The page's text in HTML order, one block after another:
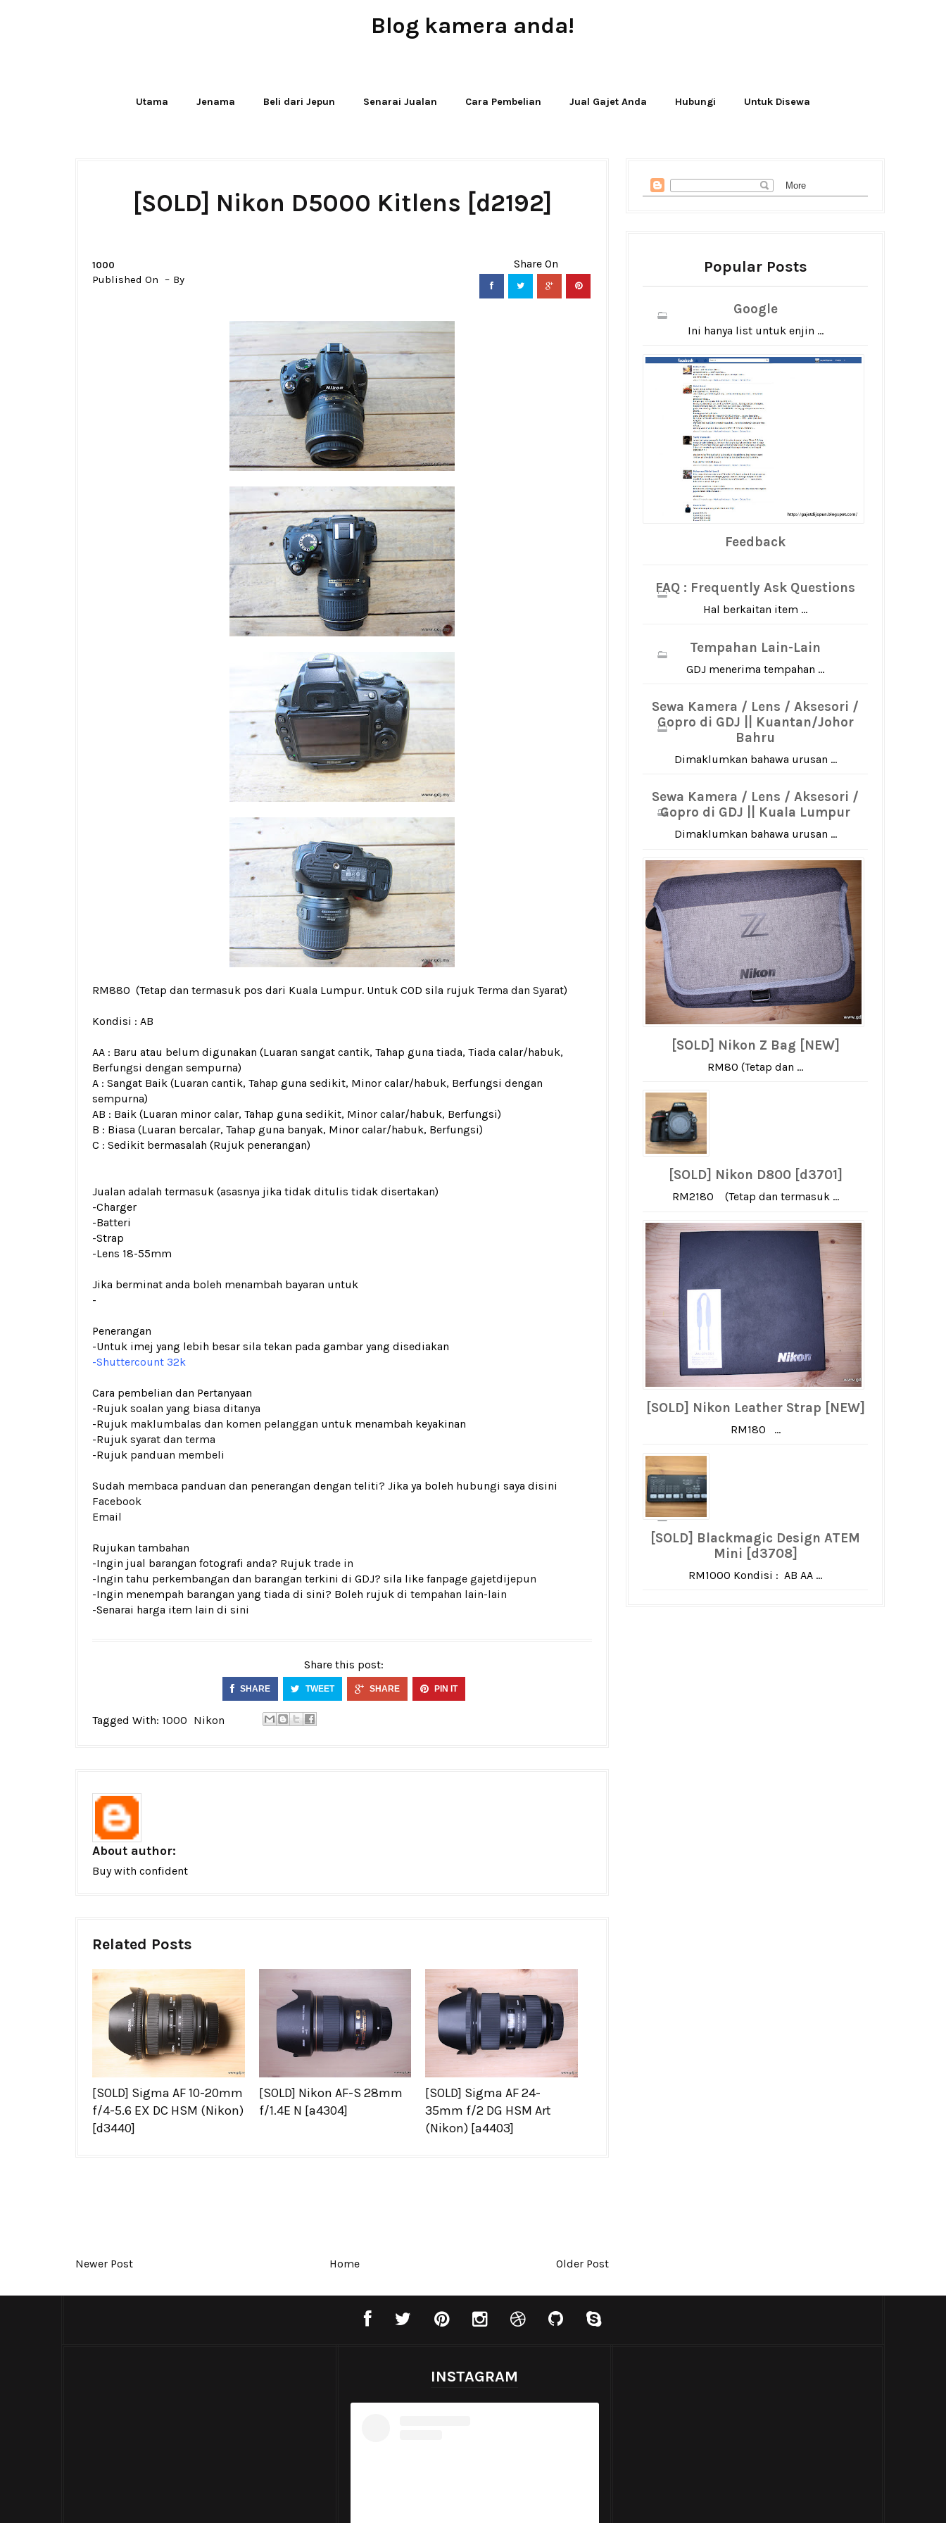
Blog kamera anda!
Utama Jenama Beli dari Jepun Senarai Jualan Cara Pembelian Jual Gajet Anda Hubungi Untuk Disewa
[SOLD] Nikon D5000 Kitlens [d2192]
1000
Published On By
RM880 (Tetap dan termasuk pos dari Kuala Lumpur. Untuk COD sila rujuk Terma dan Syarat)
Kondisi : AB
AA : Baru atau belum digunakan (Luaran sangat cantik, Tahap guna tiada, Tiada calar/habuk,
Berfungsi dengan sempurna)
A : Sangat Baik (Luaran cantik, Tahap guna sedikit, Minor calar/habuk, Berfungsi dengan
sempurna)
AB : Baik (Luaran minor calar, Tahap guna sedikit, Minor calar/habuk, Berfungsi)
B : Biasa (Luaran bercalar, Tahap guna banyak, Minor calar/habuk, Berfungsi)
C : Sedikit bermasalah (Rujuk penerangan)
Jualan adalah termasuk (asasnya jika tidak ditulis tidak disertakan)
-Charger
-Batteri
-Strap
-Lens 18-55mm
Jika berminat anda boleh menambah bayaran untuk
-
Penerangan
-Untuk imej yang lebih besar sila tekan pada gambar yang disediakan
-Shuttercount 32k
Cara pembelian dan Pertanyaan
-Rujuk soalan yang biasa ditanya
-Rujuk maklumbalas dan komen pelanggan untuk menambah keyakinan
-Rujuk syarat dan terma
-Rujuk panduan membeli
Sudah membaca panduan dan penerangan dengan teliti? Jika ya boleh hubungi saya disini
Facebook
Email
Rujukan tambahan
-Ingin jual barangan fotografi anda? Rujuk trade in
-Ingin tahu perkembangan dan barangan terkini di GDJ? sila like fanpage gajetdijepun
-Ingin menempah barangan yang tiada di sini? Boleh rujuk di tempahan lain-lain
-Senarai harga item lain di sini
Share this post:
SHARE TWEET SHARE PIN IT
Tagged With: 1000 Nikon
About author:
Buy with confident
Related Posts
[SOLD] Sigma AF 10-20mm
f/4-5.6 EX DC HSM (Nikon)
[d3440]
[SOLD] Nikon AF-S 28mm
f/1.4E N [a4304]
[SOLD] Sigma AF 24-
35mm f/2 DG HSM Art
(Nikon) [a4403]
Newer Post Home Older Post
Popular Posts
Google
Ini hanya list untuk enjin ...
Feedback
FAQ : Frequently Ask Questions
Hal berkaitan item ...
Tempahan Lain-Lain
GDJ menerima tempahan ...
Sewa Kamera / Lens / Aksesori /
Gopro di GDJ || Kuantan/Johor
Bahru
Dimaklumkan bahawa urusan ...
Sewa Kamera / Lens / Aksesori /
Gopro di GDJ || Kuala Lumpur
Dimaklumkan bahawa urusan ...
[SOLD] Nikon Z Bag [NEW]
RM80 (Tetap dan ...
[SOLD] Nikon D800 [d3701]
RM2180 (Tetap dan termasuk ...
[SOLD] Nikon Leather Strap [NEW]
RM180 ...
[SOLD] Blackmagic Design ATEM
Mini [d3708]
RM1000 Kondisi : AB AA ...
INSTAGRAM